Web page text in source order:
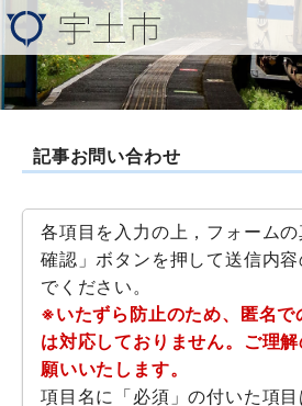
記事お問い合わせ
各項目を入力の上，フォーム
確認」ボタンを押して送信内
でください。
※いたずら防止のため、匿名で
は対応しておりません。ご理
願いいたします。
項目名に「必須」の付いた項